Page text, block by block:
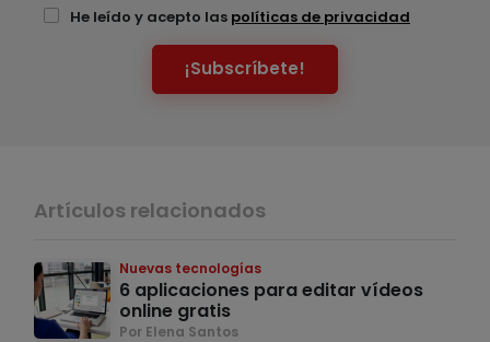
He leído y acepto las políticas de privacidad
¡Subscríbete!
Artículos relacionados
Nuevas tecnologías
6 aplicaciones para editar vídeos
online gratis
Por Elena Santos